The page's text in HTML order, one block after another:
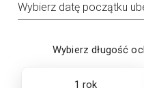
Wybierz datę początku
Wybierz długość
1 rok